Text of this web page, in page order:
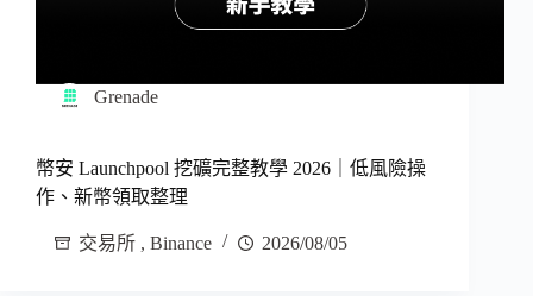
Grenade
幣安 Launchpool 挖礦完整教學 2026｜低風險操
作、新幣領取整理
交易所 , Binance 2026/08/05